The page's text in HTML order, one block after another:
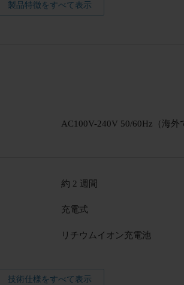
製品特徴をすべて表示
AC100V-240V 50/60Hz（海外
約 2 週間
充電式
リチウムイオン充電池
技術仕様をすべて表示